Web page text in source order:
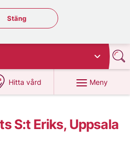
Stäng regionsväljaren
Stäng
Hitta vård
på 1177.se
Meny
S:t Eriks, Uppsala